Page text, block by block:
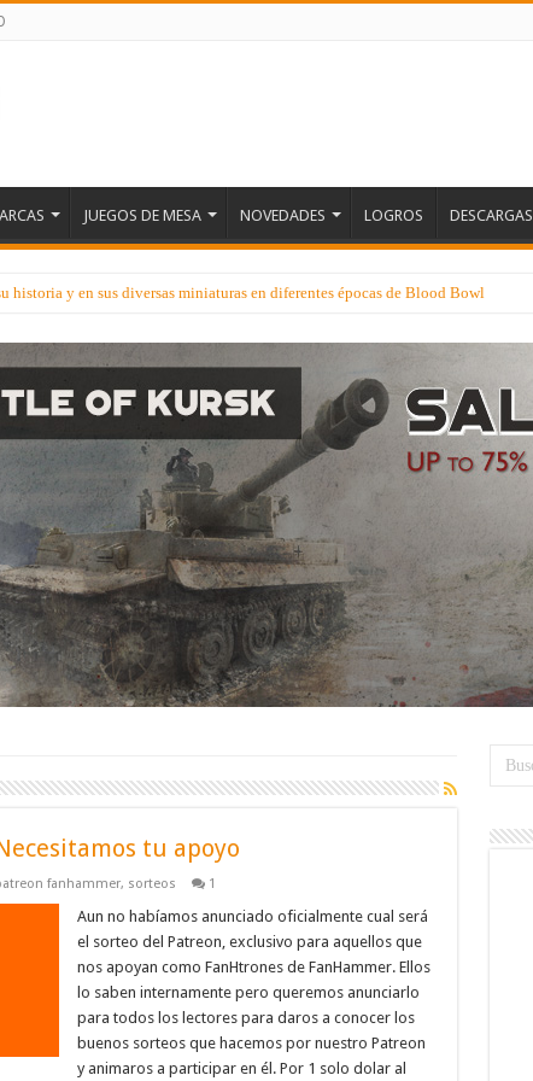
JUEGOS DE MESA NOVEDADES LOGROS DESCARGAS
historia y en sus diversas miniaturas en diferentes épocas de Blood Bowl
tu apoyo
fanhammer, sorteos 1
Aun no habíamos anunciado oficialmente cual será
el sorteo del Patreon, exclusivo para aquellos que
nos apoyan como FanHtrones de FanHammer. Ellos
lo saben internamente pero queremos anunciarlo
para todos los lectores para daros a conocer los
buenos sorteos que hacemos por nuestro Patreon
y animaros a participar en él. Por 1 solo dolar al